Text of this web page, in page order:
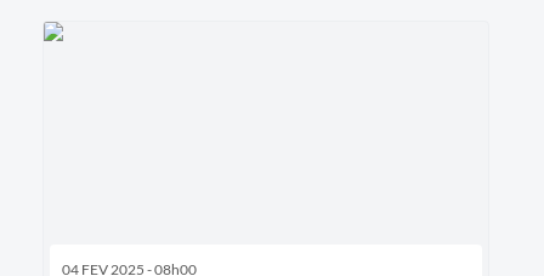
04 FEV 2025 - 08h00